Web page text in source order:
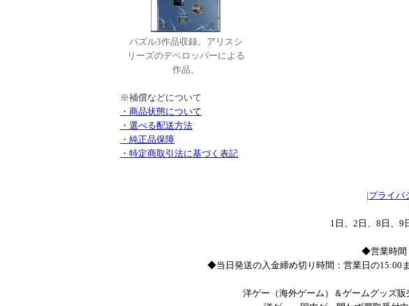
パズル3作品収録。アリスシ
リーズのデベロッパーによる
作品。
※補償などについて
・商品状態について
・選べる配送方法
・純正品保障
・特定商取引法に基づく表記
|プライバ
1日、2日、8日、9
◆営業時間
◆当日発送の入金締め切り時間：営業日の15:00
洋ゲー（海外ゲーム）＆ゲームグッズ